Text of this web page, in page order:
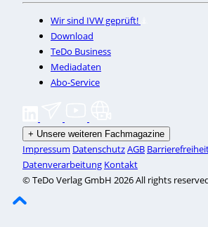
Wir sind IVW geprüft!
Download
TeDo Business
Mediadaten
Abo-Service
+ Unsere weiteren Fachmagazine
Impressum DatenschutzAGB
Datenverarbeitung Kontakt
© TeDo Verlag GmbH 2026 All rights